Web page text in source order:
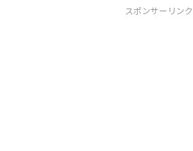
スポンサーリンク